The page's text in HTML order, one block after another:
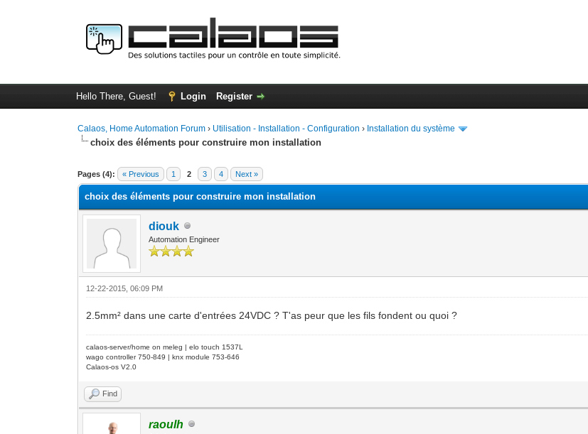
Hello There, Guest! Login Register
Calaos, Home Automation Forum › Utilisation - Installation - Configuration › Installation du système
choix des éléments pour construire mon installation
Pages (4): « Previous 1 2 3 4 Next »
0 Vote(s) - 0 Average
1
2
3
4
5
choix des éléments pour construire mon installation
diouk
Automation Engineer
12-22-2015, 06:09 PM
2.5mm² dans une carte d'entrées 24VDC ? T'as peur que les fils fondent ou quoi ?
calaos-server/home on meleg | elo touch 1537L
wago controller 750-849 | knx module 753-646
Calaos-os V2.0
Find
raoulh